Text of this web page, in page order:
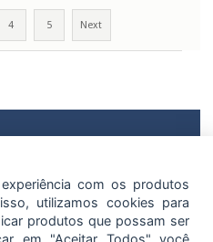
4 5 Next
com os produtos
utilizamos cookies para
produtos que possam ser
em "Aceitar Todos" você